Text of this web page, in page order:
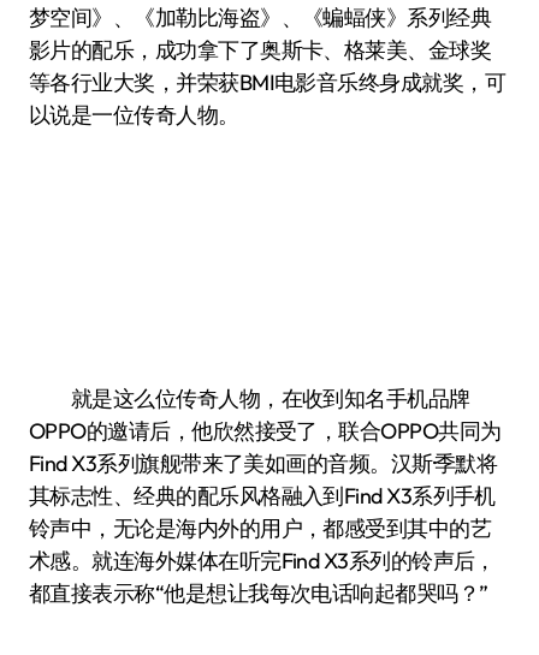
梦空间》、《加勒比海盗》、《蝙蝠侠》系列经典
影片的配乐，成功拿下了奥斯卡、格莱美、金球奖
等各行业大奖，并荣获BMI电影音乐终身成就奖，可
以说是一位传奇人物。
就是这么位传奇人物，在收到知名手机品牌
OPPO的邀请后，他欣然接受了，联合OPPO共同为
Find X3系列旗舰带来了美如画的音频。汉斯·季默将
其标志性、经典的配乐风格融入到Find X3系列手机
铃声中，无论是海内外的用户，都感受到其中的艺
术感。就连海外媒体在听完Find X3系列的铃声后，
都直接表示称“他是想让我每次电话响起都哭吗？”